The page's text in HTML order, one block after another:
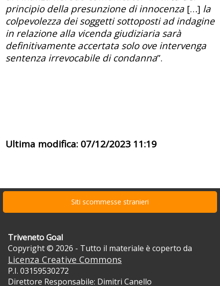
principio della presunzione di innocenza […] la
colpevolezza dei soggetti sottoposti ad indagine
in relazione alla vicenda giudiziaria sarà
definitivamente accertata solo ove intervenga
sentenza irrevocabile di condanna”.
Ultima modifica: 07/12/2023 11:19
Siti scommesse stranieri
Triveneto Goal
Copyright © 2026 - Tutto il materiale è coperto da
Licenza Creative Commons
P.I. 03159530272
Direttore Responsabile: Dimitri Canello